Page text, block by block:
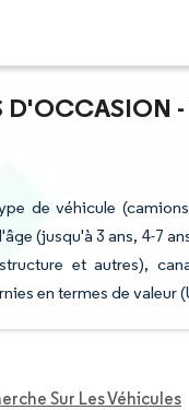
de véhicule
(jusqu'à 3 ans, 4-7
et autres),
en termes de valeur
Sur Les Véhicules